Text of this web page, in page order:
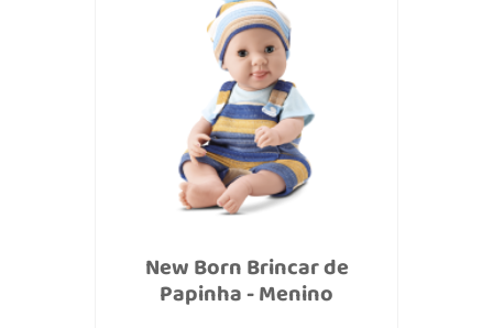
New Born Brincar de
Papinha - Menino